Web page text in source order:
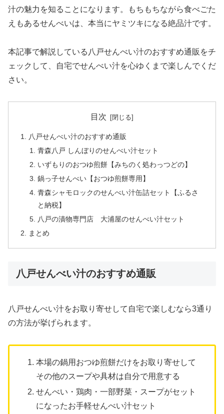
汁の魅力を知ることになります。もちもちながら食べごた
えもあるせんべいは、本当にヤミツキになる絶品汁です。
本記事で解説している八戸せんべい汁のおすすめ通販をチ
ェックして、自宅でせんべい汁を心ゆくまで楽しんでくだ
さい。
目次
八戸せんべい汁のおすすめ通販
青森八戸 しんぼりのせんべい汁セット
いずもりのおつゆ煎餅【みちのく処わっつどの】
鍋っ子せんべい【おつゆ煎餅専用】
青森シャモロックのせんべい汁缶詰セット【ふるさ
と納税】
八戸の漬物専門店 大浦屋のせんべい汁セット
まとめ
八戸せんべい汁のおすすめ通販
八戸せんべい汁をお取り寄せして自宅で楽しむなら3通り
の方法が挙げられます。
本場の鍋用おつゆ煎餅だけをお取り寄せして
その他のスープや具材は自分で用意する
せんべい・鶏肉・一部野菜・スープがセット
になったお手軽せんべい汁セット